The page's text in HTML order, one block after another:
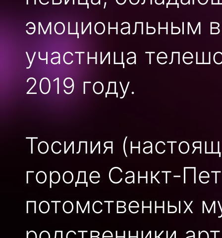
эмоциональным
участница
2019 году.
Тосилия
городе Санкт-
потомственных